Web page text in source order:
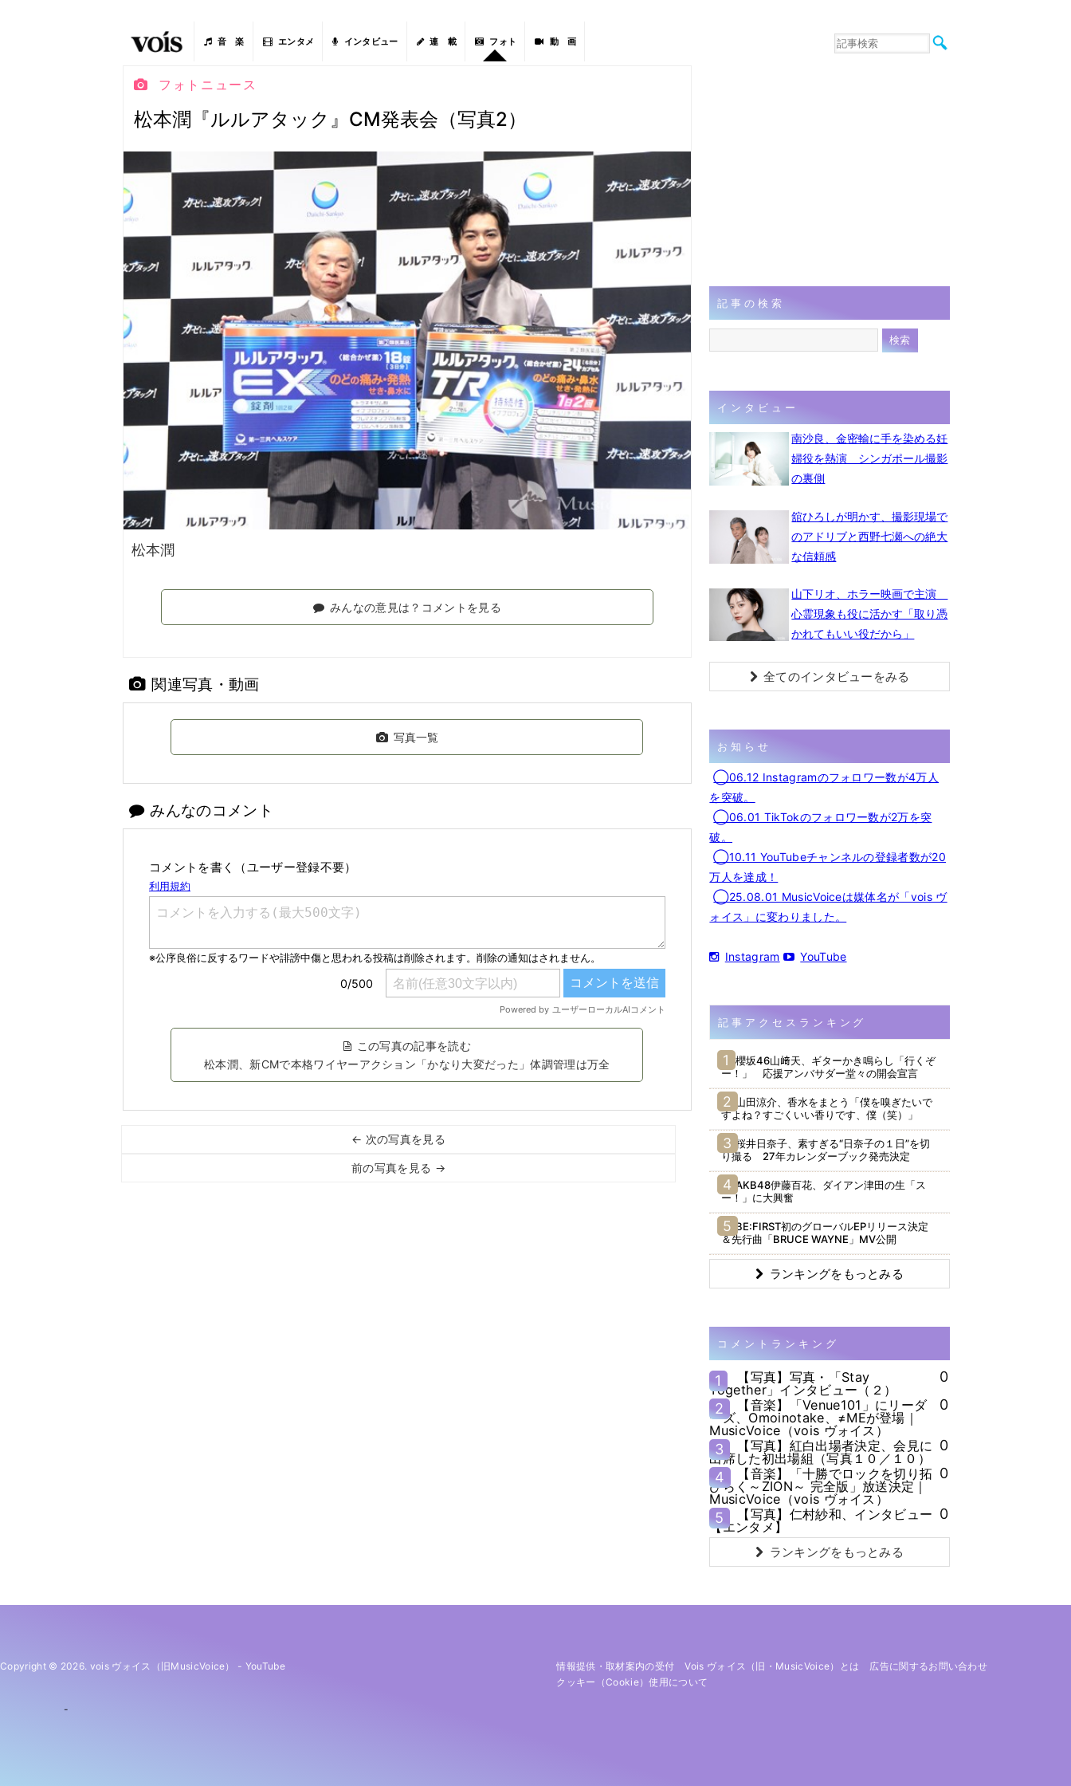
音 楽 エンタメ インタビュー 連 載 フォト 動 画
音楽
フォトニュース
松本潤『ルルアタック』CM発表会（写真2）
松本潤
みんなの意見は？コメントを見る
関連写真・動画
写真一覧
みんなのコメント
コメントを書く（ユーザー登録不要）
この写真の記事を読む
松本潤、新CMで本格ワイヤーアクション「かなり大変だった」体調管理は万全
← 次の写真を見る
前の写真を見る →
記事の検索
インタビュー
南沙良、金密輸に手を染める妊
婦役を熱演 シンガポール撮影
の裏側
舘ひろしが明かす、撮影現場で
のアドリブと西野七瀬への絶大
な信頼感
山下リオ、ホラー映画で主演
心霊現象も役に活かす「取り憑
かれてもいい役だから」
全てのインタビューをみる
お知らせ
◯06.12 Instagramのフォロワー数が4万人
を突破。
◯06.01 TikTokのフォロワー数が2万を突
破。
◯10.11 YouTubeチャンネルの登録者数が20
万人を達成！
◯25.08.01 MusicVoiceは媒体名が「vois ヴ
ォイス」に変わりました。
Instagram YouTube
記事アクセスランキング
櫻坂46山﨑天、ギターかき鳴らし「行くぞ
ー！」 応援アンバサダー堂々の開会宣言
山田涼介、香水をまとう「僕を嗅ぎたいで
すよね？すごくいい香りです、僕（笑）」
桜井日奈子、素すぎる“日奈子の１日”を切
り撮る 27年カレンダーブック発売決定
AKB48伊藤百花、ダイアン津田の生「ス
ー！」に大興奮
BE:FIRST初のグローバルEPリリース決定
＆先行曲「BRUCE WAYNE」MV公開
ランキングをもっとみる
コメントランキング
1
【写真】写真・「Stay
Together」インタビュー（２）
0
2
【音楽】「Venue101」にリーダ
ーズ、Omoinotake、≠MEが登場｜
MusicVoice（vois ヴォイス）
0
3
【写真】紅白出場者決定、会見に
出席した初出場組（写真１０／１０）
0
4
【音楽】「十勝でロックを切り拓
ひらく～ZION～ 完全版」放送決定｜
MusicVoice（vois ヴォイス）
0
5
【写真】仁村紗和、インタビュー
【エンタメ】
0
ランキングをもっとみる
Copyright © 2026. vois ヴォイス（旧MusicVoice） - YouTube 情報提供・取材案内の受付 Vois ヴォイス（旧・MusicVoice）とは
広告に関するお問い合わせ
クッキー（cookie）使用について
-